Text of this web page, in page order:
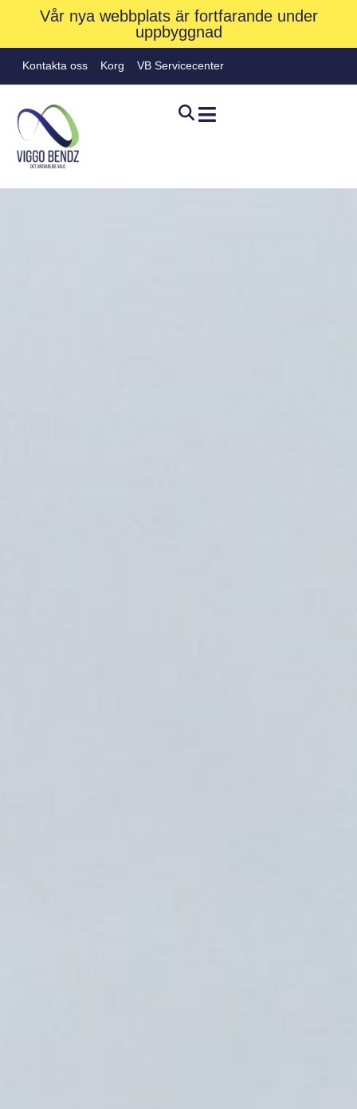
Vår nya webbplats är fortfarande under
uppbyggnad
Kontakta oss Korg VB Servicecenter